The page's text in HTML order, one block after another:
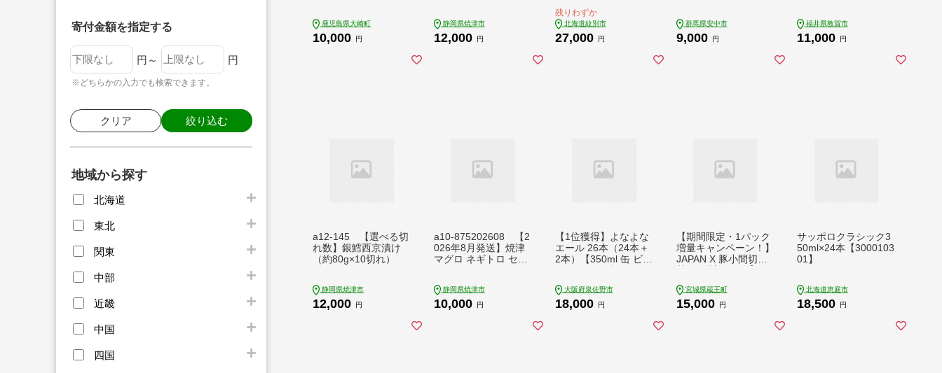
寄付金額を指定する
円～ 円
※どちらかの入力でも検索できます。
クリア 絞り込む
地域から探す
北海道
東北
関東
中部
近畿
中国
四国
鹿児島県大崎町
10,000 円
静岡県焼津市
12,000 円
残りわずか
北海道紋別市
27,000 円
群馬県安中市
9,000 円
福井県敦賀市
11,000 円
a12-145 【選べる切
れ数】銀鱈西京漬け
（約80g×10切れ）
静岡県焼津市
12,000 円
a10-875202608 【2
026年8月発送】焼津
マグロ ネギトロ セッ
静岡県焼津市
10,000 円
【1位獲得】よなよな
エール 26本（24本＋
2本）【350ml 缶 ビー
評価 家計応援 特別規
格 ヤッホーブルーイ
大阪府泉佐野市
18,000 円
【期間限定・1パック
増量キャンペーン！】
JAPAN X 豚小間切り
ランド豚 小分け 豚こ
ま 豚小間 切落し ジャ
宮城県蔵王町
15,000 円
サッポロクラシック3
50ml×24本【3000103
01】
北海道恵庭市
18,500 円